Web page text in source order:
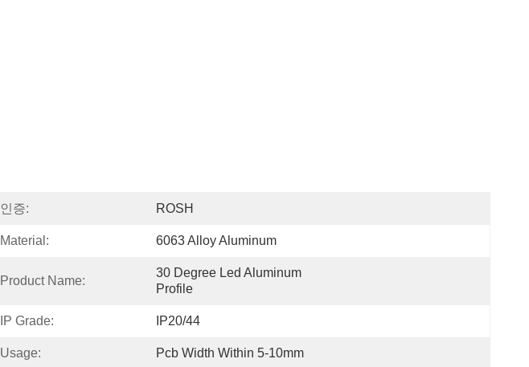
인증: ROSH
Material: 6063 Alloy Aluminum
Product Name:
30 Degree Led Aluminum
Profile
IP Grade: IP20/44
Usage: Pcb Width Within 5-10mm